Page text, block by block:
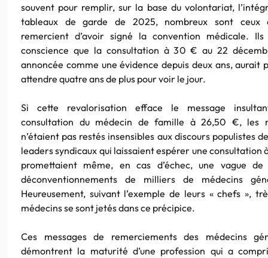
souvent pour remplir, sur la base du volontariat,
tableaux de garde de 2025, nombreux sont ceux
remercient d’avoir signé la convention médicale.
conscience que la consultation à 30 € au 22
annoncée comme une évidence depuis deux ans, aurait
attendre quatre ans de plus pour voir le jour.
Si cette revalorisation efface le message
consultation du médecin de famille à 26,50 €, les
n’étaient pas restés insensibles aux discours populistes
leaders syndicaux qui laissaient espérer une consultation
promettaient même, en cas d’échec, une vague
déconventionnements de milliers de médecins
Heureusement, suivant l’exemple de leurs « chefs »,
médecins se sont jetés dans ce précipice.
Ces messages de remerciements des médecins
démontrent la maturité d’une profession qui a